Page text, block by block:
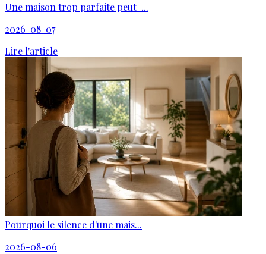
Une maison trop parfaite peut-...
2026-08-07
Lire l'article
Pourquoi le silence d'une mais...
2026-08-06